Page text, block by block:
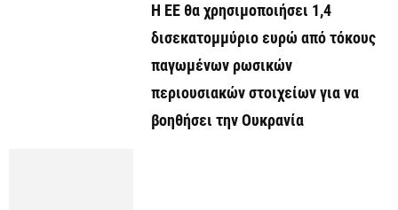
Η ΕΕ θα χρησιμοποιήσει 1,4
δισεκατομμύριο ευρώ από τόκους
παγωμένων ρωσικών
περιουσιακών στοιχείων για να
βοηθήσει την Ουκρανία